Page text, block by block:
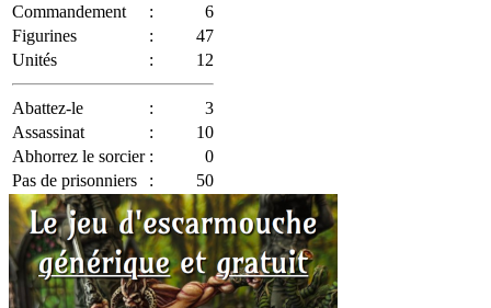
Commandement
:
6
Figurines
:
47
Unités
: 12
Abattez-le :
3
Assassinat
:
10
Abhorrez le sorcier :
0
Pas de prisonniers
: 50